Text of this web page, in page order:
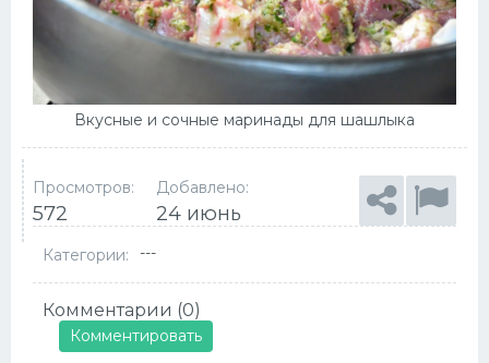
Вкусные и сочные маринады для шашлыка
Просмотров:
572
Добавлено:
24 июнь
Категории: ---
Комментарии (0)
Комментировать